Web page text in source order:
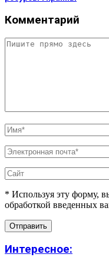
Комментарий
* Используя эту форму,
обработкой введенных
Интересное: